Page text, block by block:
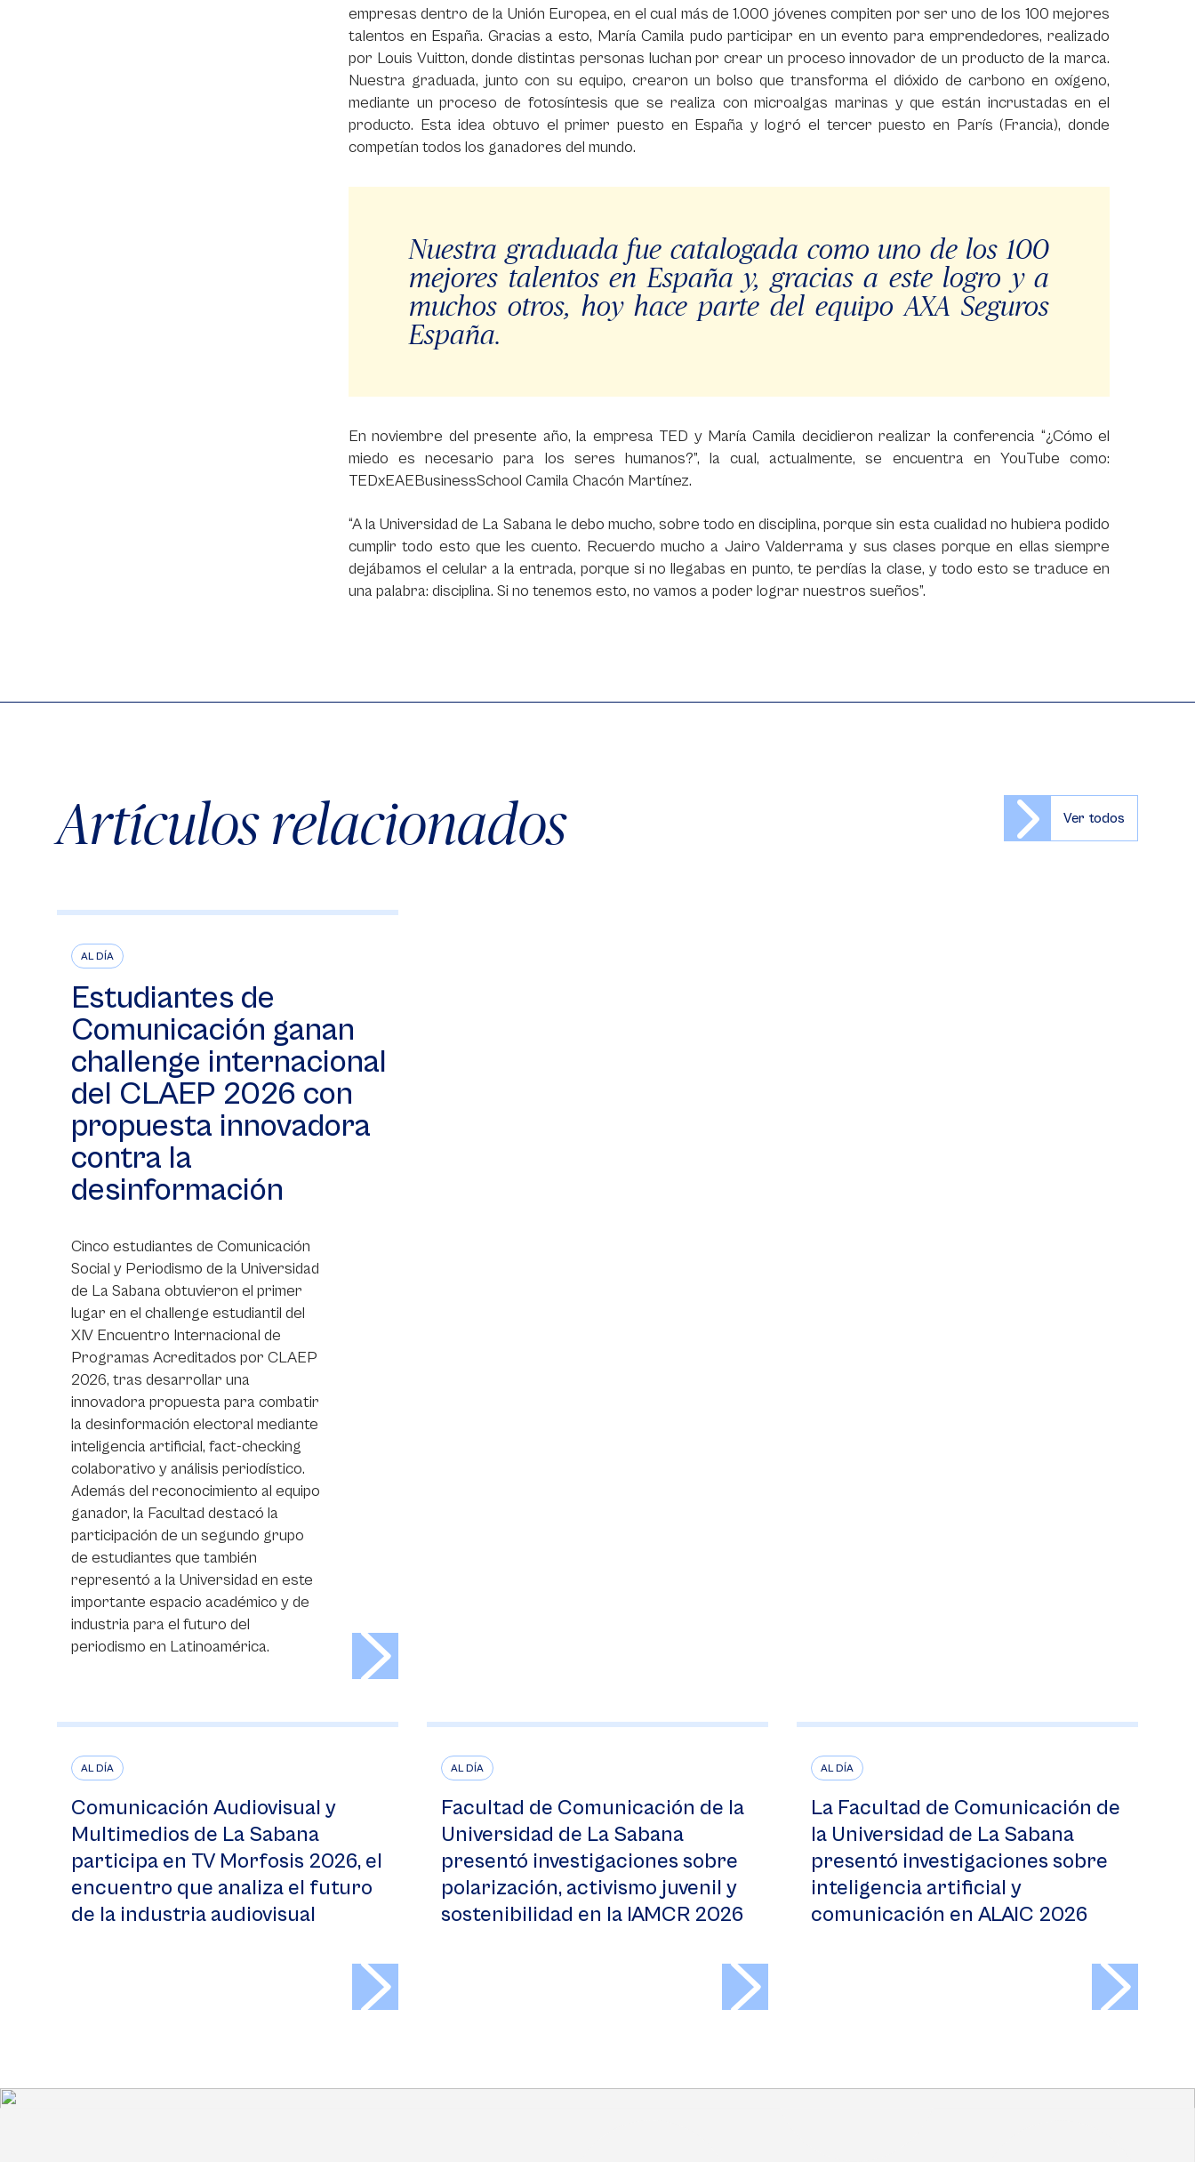
empresas dentro de la Unión Europea, en el cual más de 1.000 jóvenes compiten por ser uno de los 100 mejores
talentos en España. Gracias a esto, María Camila pudo participar en un evento para emprendedores, realizado
por Louis Vuitton, donde distintas personas luchan por crear un proceso innovador de un producto de la marca.
Nuestra graduada, junto con su equipo, crearon un bolso que transforma el dióxido de carbono en oxígeno,
mediante un proceso de fotosíntesis que se realiza con microalgas marinas y que están incrustadas en el
producto. Esta idea obtuvo el primer puesto en España y logró el tercer puesto en París (Francia), donde
competían todos los ganadores del mundo.
Nuestra graduada fue catalogada como uno de los 100
mejores talentos en España y, gracias a este logro y a
muchos otros, hoy hace parte del equipo AXA Seguros
España.
En noviembre del presente año, la empresa TED y María Camila decidieron realizar la conferencia “¿Cómo el
miedo es necesario para los seres humanos?”, la cual, actualmente, se encuentra en YouTube como:
TEDxEAEBusinessSchool Camila Chacón Martínez.
“A la Universidad de La Sabana le debo mucho, sobre todo en disciplina, porque sin esta cualidad no hubiera podido
cumplir todo esto que les cuento. Recuerdo mucho a Jairo Valderrama y sus clases porque en ellas siempre
dejábamos el celular a la entrada, porque si no llegabas en punto, te perdías la clase, y todo esto se traduce en
una palabra: disciplina. Si no tenemos esto, no vamos a poder lograr nuestros sueños”.
Artículos relacionados Ver todos
AL DÍA
Estudiantes de
Comunicación ganan
challenge internacional
del CLAEP 2026 con
propuesta innovadora
contra la
desinformación
Cinco estudiantes de Comunicación
Social y Periodismo de la Universidad
de La Sabana obtuvieron el primer
lugar en el challenge estudiantil del
XIV Encuentro Internacional de
Programas Acreditados por CLAEP
2026, tras desarrollar una
innovadora propuesta para combatir
la desinformación electoral mediante
inteligencia artificial, fact-checking
colaborativo y análisis periodístico.
Además del reconocimiento al equipo
ganador, la Facultad destacó la
participación de un segundo grupo
de estudiantes que también
representó a la Universidad en este
importante espacio académico y de
industria para el futuro del
periodismo en Latinoamérica.
AL DÍA
Comunicación Audiovisual y
Multimedios de La Sabana
participa en TV Morfosis 2026, el
encuentro que analiza el futuro
de la industria audiovisual
AL DÍA
Facultad de Comunicación de la
Universidad de La Sabana
presentó investigaciones sobre
polarización, activismo juvenil y
sostenibilidad en la IAMCR 2026
AL DÍA
La Facultad de Comunicación de
la Universidad de La Sabana
presentó investigaciones sobre
inteligencia artificial y
comunicación en ALAIC 2026